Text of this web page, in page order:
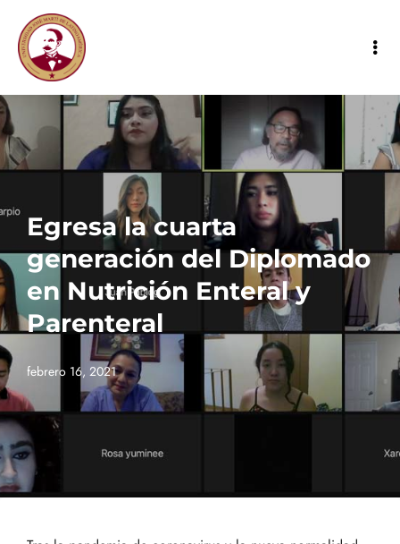
Egresa la cuarta
generación del Diplomado
en Nutrición Enteral y
Parenteral
febrero 16, 2021